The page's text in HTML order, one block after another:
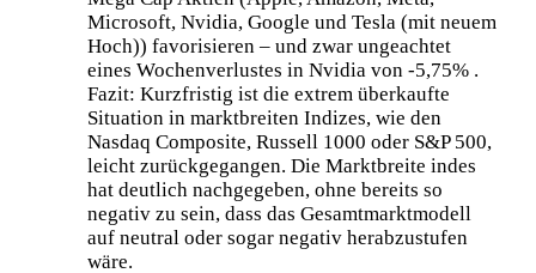
Microsoft, Nvidia, Google und Tesla (mit neuem
Hoch)) favorisieren – und zwar ungeachtet
eines Wochenverlustes in Nvidia von -5,75% .
Fazit: Kurzfristig ist die extrem überkaufte
Situation in marktbreiten Indizes, wie den
Nasdaq Composite, Russell 1000 oder S&P 500,
leicht zurückgegangen. Die Marktbreite indes
hat deutlich nachgegeben, ohne bereits so
negativ zu sein, dass das Gesamtmarktmodell
auf neutral oder sogar negativ herabzustufen
wäre.